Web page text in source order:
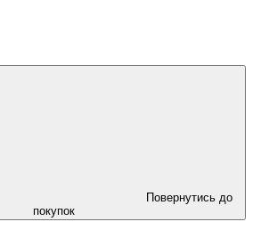
Повернутись до
покупок